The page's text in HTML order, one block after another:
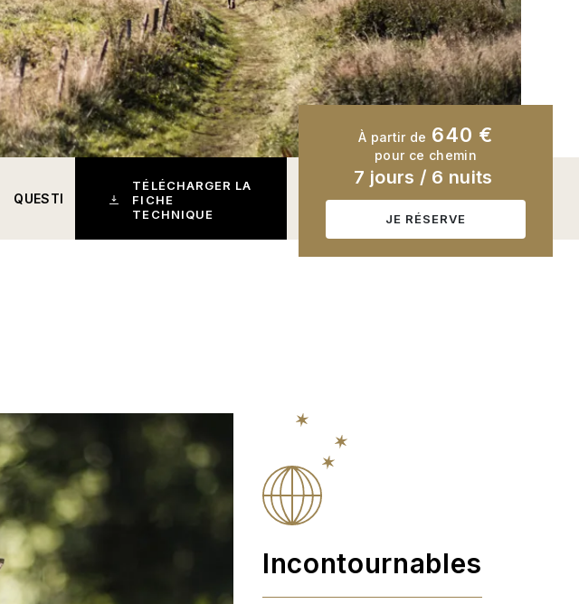
QUESTIONS
TÉLÉCHARGER LA
FICHE
TECHNIQUE
À partir de 640 €
pour ce chemin
7 jours / 6 nuits
JE RÉSERVE
Incontournables